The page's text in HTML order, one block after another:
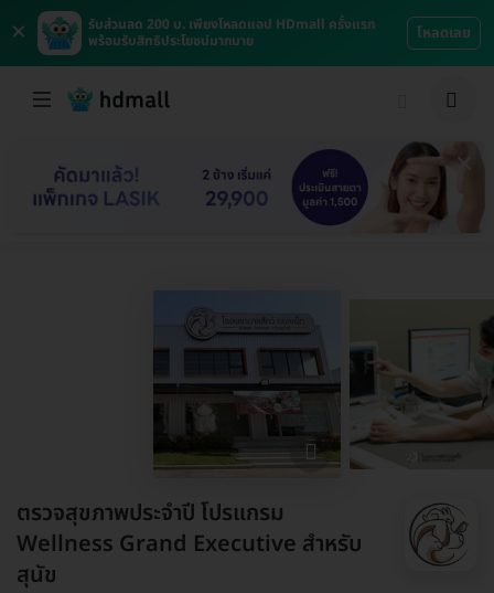
×
รับส่วนลด 200 บ. เพียงโหลดแอป HDmall ครั้งแรก
พร้อมรับสิทธิประโยชน์มากมาย
โหลดเลย
ตรวจสุขภาพประจำปี โปรแกรม
Wellness Grand Executive สำหรับ
สุนัข